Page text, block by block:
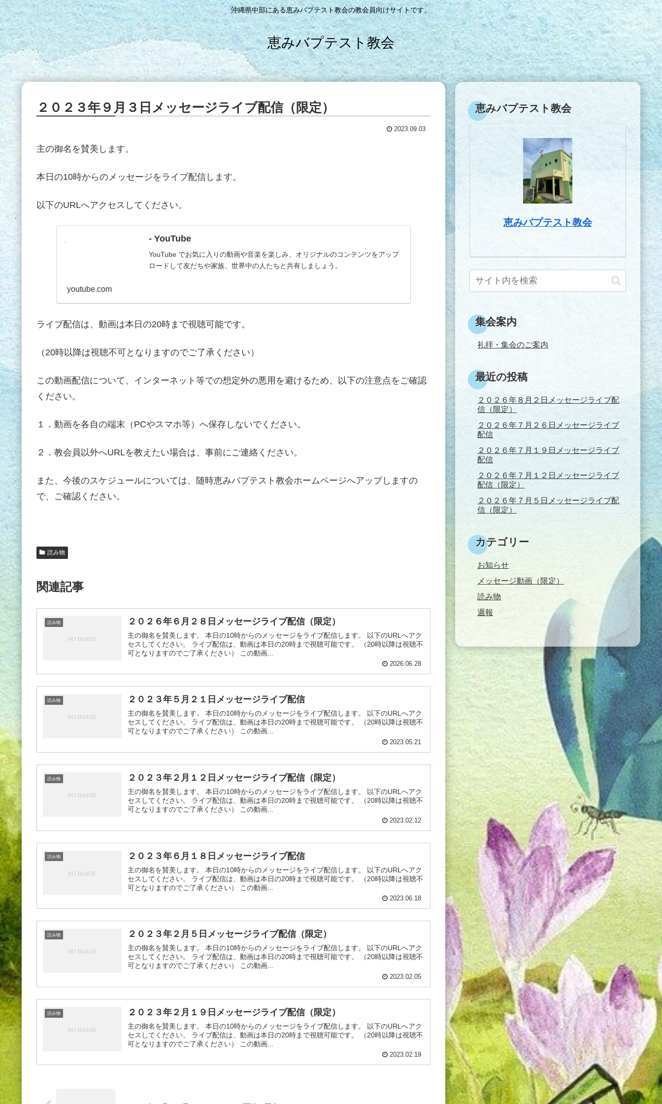
沖縄県中部にある恵みバプテスト教会の教会員向けサイトです。
恵みバプテスト教会
２０２３年９月３日メッセージライブ配信（限定）
2023.09.03
主の御名を賛美します。
本日の10時からのメッセージをライブ配信します。
以下のURLへアクセスしてください。
- YouTube
YouTube でお気に入りの動画や音楽を楽しみ、オリジナルのコンテンツをアップ
ロードして友だちや家族、世界中の人たちと共有しましょう。
youtube.com
ライブ配信は、動画は本日の20時まで視聴可能です。
（20時以降は視聴不可となりますのでご了承ください）
この動画配信について、インターネット等での想定外の悪用を避けるため、以下の注意点をご確認
ください。
１．動画を各自の端末（PCやスマホ等）へ保存しないでください。
２．教会員以外へURLを教えたい場合は、事前にご連絡ください。
また、今後のスケジュールについては、随時恵みバプテスト教会ホームページへアップしますの
で、ご確認ください。
読み物
関連記事
読み物 ２０２６年６月２８日メッセージライブ配信（限定）
主の御名を賛美します。 本日の10時からのメッセージをライブ配信します。 以下のURLへアク
セスしてください。 ライブ配信は、動画は本日の20時まで視聴可能です。 （20時以降は視聴不
可となりますのでご了承ください） この動画...
2026.06.28
読み物 ２０２３年５月２１日メッセージライブ配信
主の御名を賛美します。 本日の10時からのメッセージをライブ配信します。 以下のURLへアク
セスしてください。 ライブ配信は、動画は本日の20時まで視聴可能です。 （20時以降は視聴不
可となりますのでご了承ください） この動画...
2023.05.21
読み物 ２０２３年２月１２日メッセージライブ配信（限定）
主の御名を賛美します。 本日の10時からのメッセージをライブ配信します。 以下のURLへアク
セスしてください。 ライブ配信は、動画は本日の20時まで視聴可能です。 （20時以降は視聴不
可となりますのでご了承ください） この動画...
2023.02.12
読み物 ２０２３年６月１８日メッセージライブ配信
主の御名を賛美します。 本日の10時からのメッセージをライブ配信します。 以下のURLへアク
セスしてください。 ライブ配信は、動画は本日の20時まで視聴可能です。 （20時以降は視聴不
可となりますのでご了承ください） この動画...
2023.06.18
読み物 ２０２３年２月５日メッセージライブ配信（限定）
主の御名を賛美します。 本日の10時からのメッセージをライブ配信します。 以下のURLへアク
セスしてください。 ライブ配信は、動画は本日の20時まで視聴可能です。 （20時以降は視聴不
可となりますのでご了承ください） この動画...
2023.02.05
読み物 ２０２３年２月１９日メッセージライブ配信（限定）
主の御名を賛美します。 本日の10時からのメッセージをライブ配信します。 以下のURLへアク
セスしてください。 ライブ配信は、動画は本日の20時まで視聴可能です。 （20時以降は視聴不
可となりますのでご了承ください） この動画...
2023.02.19
恵みバプテスト教会
恵みバプテスト教会
集会案内
礼拝・集会のご案内
最近の投稿
２０２６年８月２日メッセージライブ配
信（限定）
２０２６年７月２６日メッセージライブ
配信
２０２６年７月１９日メッセージライブ
配信
２０２６年７月１２日メッセージライブ
配信（限定）
２０２６年７月５日メッセージライブ配
信（限定）
カテゴリー
お知らせ
メッセージ動画（限定）
読み物
週報